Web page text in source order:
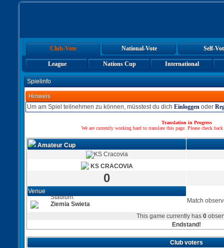
Club-Vote National-Vote Self-
League Nations Cup International
Spielinfo
Hinweis
Um am Spiel teilnehmen zu können, müsstest du dich Einloggen oder
Translation in Progress
We are currently working hard to translate this page. Please check
Amateur Cup
KS CRACOVIA
0
Venue
Stadium:
Ziemia Swieta
Match
This game currently has 0
Endstand!
Club voters